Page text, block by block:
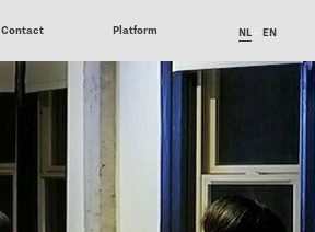
Contact Platform NL EN